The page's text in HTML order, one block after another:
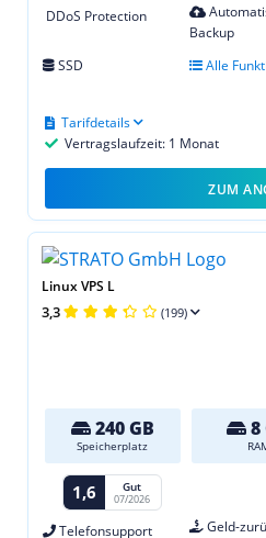
DDoS Protection
Backup
SSD Alle
Vertragslaufzeit: 1 Monat
Tarifdetails
ZUM
Linux VPS L
3,3 (199)
240 GB
Speicherplatz
8
1,6 Gut
07/2026
Telefonsupport
Geld-